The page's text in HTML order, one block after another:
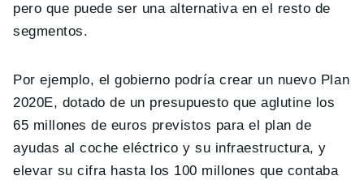
pero que puede ser una alternativa en el resto de
segmentos.
Por ejemplo, el gobierno podría crear un nuevo Plan
2020E, dotado de un presupuesto que aglutine los
65 millones de euros previstos para el plan de
ayudas al coche eléctrico y su infraestructura, y
elevar su cifra hasta los 100 millones que contaba